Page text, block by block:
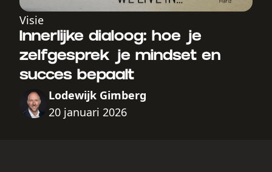
Visie
Innerlijke dialoog: hoe je
zelfgesprek je mindset en
succes bepaalt
Lodewijk Gimberg
20 januari 2026